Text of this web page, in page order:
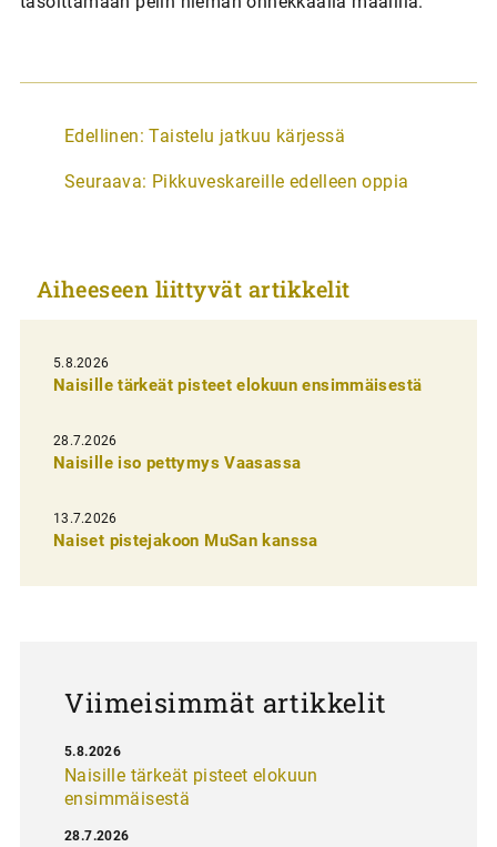
A
t
k
e
l
i
e
n
e
Edellinen: Taistelu jatkuu kärjessä
Seuraava: Pikkuveskareille edelleen oppia
Aiheeseen liittyvät artikkelit
5.8.2026
Naisille tärkeät pisteet elokuun ensimmäisestä
28.7.2026
Naisille iso pettymys Vaasassa
13.7.2026
Naiset pistejakoon MuSan kanssa
Viimeisimmät artikkelit
Naisille tärkeät pisteet elokuun
ensimmäisestä
5.8.2026
28.7.2026